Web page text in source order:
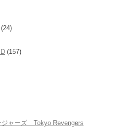
(24)
(157)
ジャーズ Tokyo Revengers